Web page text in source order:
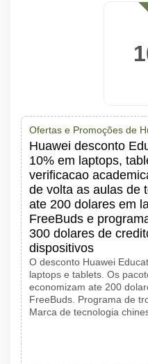
Ofertas e Promoções de
Huawei desconto
10% em laptops,
verificacao
de volta as aulas de
ate 200 dolares em
FreeBuds e
300 dolares de
dispositivos
O desconto Huawei
laptops e tablets. Os
economizam ate 200
FreeBuds. Programa de
Marca de tecnologia